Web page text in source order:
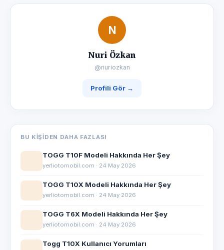
N
Nuri Özkan
@nuriozkan
Profili Gör →
BU KIŞIDEN DAHA FAZLASI
TOGG T10F Modeli Hakkında Her Şey
yerliotomobil.com · 24 May 2026
TOGG T10X Modeli Hakkında Her Şey
yerliotomobil.com · 24 May 2026
TOGG T6X Modeli Hakkında Her Şey
yerliotomobil.com · 24 May 2026
Togg T10X Kullanıcı Yorumları